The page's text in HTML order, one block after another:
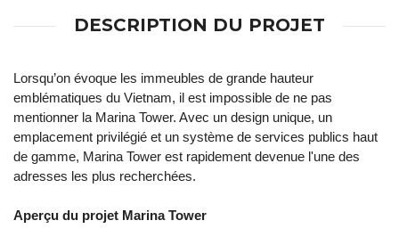
DESCRIPTION DU PROJET
Lorsqu’on évoque les immeubles de grande hauteur
emblématiques du Vietnam, il est impossible de ne pas
mentionner la Marina Tower. Avec un design unique, un
emplacement privilégié et un système de services publics haut
de gamme, Marina Tower est rapidement devenue l'une des
adresses les plus recherchées.
Aperçu du projet Marina Tower